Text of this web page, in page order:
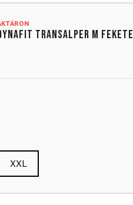
Transalper M Fekete
XXL